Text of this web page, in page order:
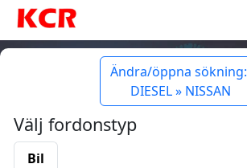
Ändra/öppna sökning:
DIESEL » NISSAN
Välj fordonstyp
Bil